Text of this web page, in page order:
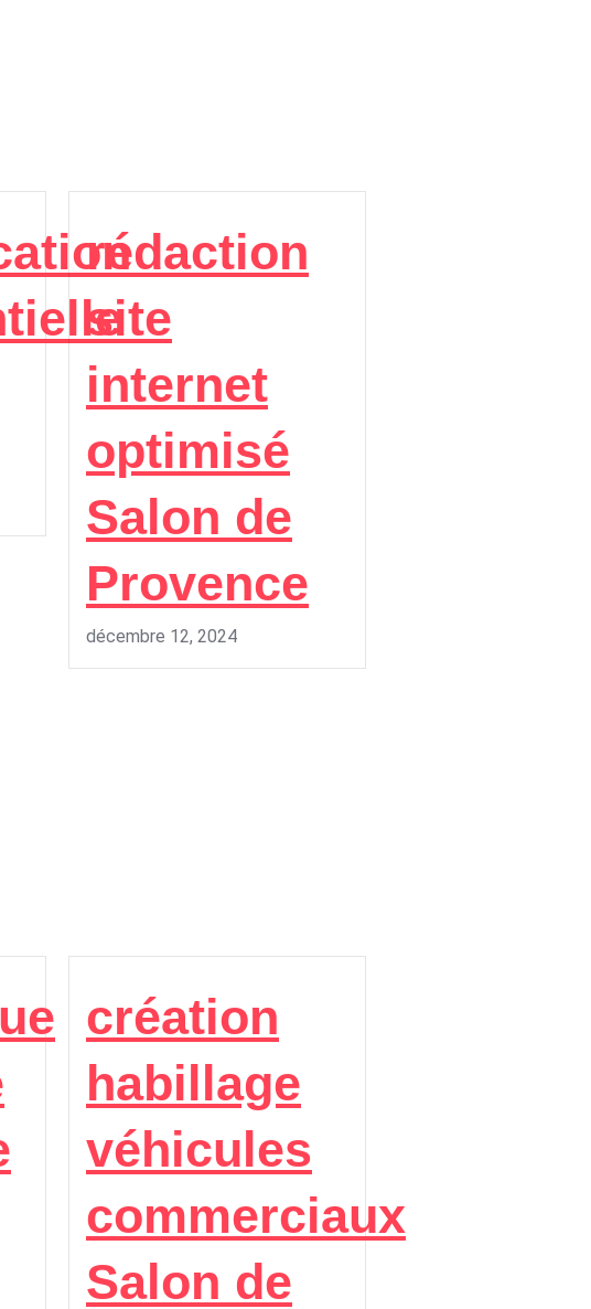
rédaction
site
internet
optimisé
Salon de
Provence
décembre 12, 2024
création
habillage
véhicules
commerciaux
Salon de